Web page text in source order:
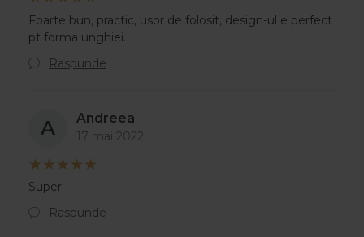
Foarte bun, practic, usor de folosit, design-ul e perfect
pt forma unghiei.
Raspunde
A Andreea
17 mai 2022
Super
Raspunde